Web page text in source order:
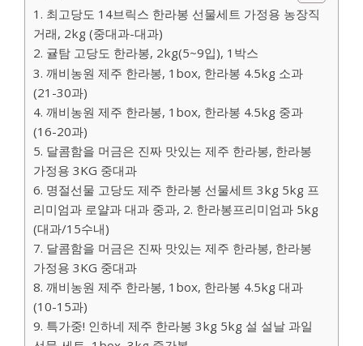
1. 최고당도 14브릭스 한라봉 선물세트 가정용 농장직
거래, 2kg (중대과-대과)
2. 귤탐 고당도 한라봉, 2kg(5~9입), 1박스
3. 깨비농원 제주 한라봉, 1box, 한라봉 4.5kg 소과
(21-30과)
4. 깨비농원 제주 한라봉, 1box, 한라봉 4.5kg 중과
(16-20과)
5. 달콤함을 머금은 진짜 맛있는 제주 한라봉, 한라봉
가정용 3KG 중대과
6. 명절선물 고당도 제주 한라봉 선물세트 3kg 5kg 프
리미엄과 로얄과 대과 중과, 2. 한라봉프리미엄과 5kg
(대과/15수내)
7. 달콤함을 머금은 진짜 맛있는 제주 한라봉, 한라봉
가정용 3KG 중대과
8. 깨비농원 제주 한라봉, 1box, 한라봉 4.5kg 대과
(10-15과)
9. 특가중! 인하네 제주 한라봉 3kg 5kg 설 설날 과일